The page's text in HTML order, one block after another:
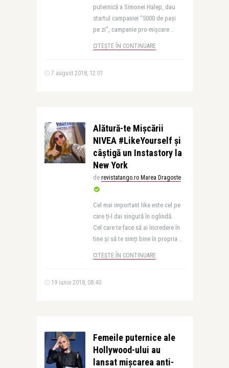
puternică a Simonei Halep, dau
startul campaniei “5000 de pași
pe zi”, campanie pro-mișcare ..
CITEȘTE ÎN CONTINUARE
7 august 2018, 12:01
Alătură-te Mișcării
NIVEA #LikeYourself și
câștigă un Instastory la
New York
de revistatango.ro Marea Dragoste
Cel mai important like este cel pe
care ți-l dai singură în oglindă.
Cel care te face să ai încredere în
tine și să te simți bine în propria ..
CITEȘTE ÎN CONTINUARE
19 iunie 2018, 08:40
Femeile puternice ale
Hollywood-ului au
lansat mișcarea anti-